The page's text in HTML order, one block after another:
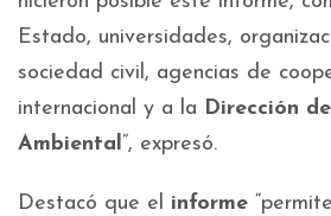
Estado, universidades,
sociedad civil, agencias de
internacional y a la Dirección
Ambiental”, expresó.
Destacó que el informe